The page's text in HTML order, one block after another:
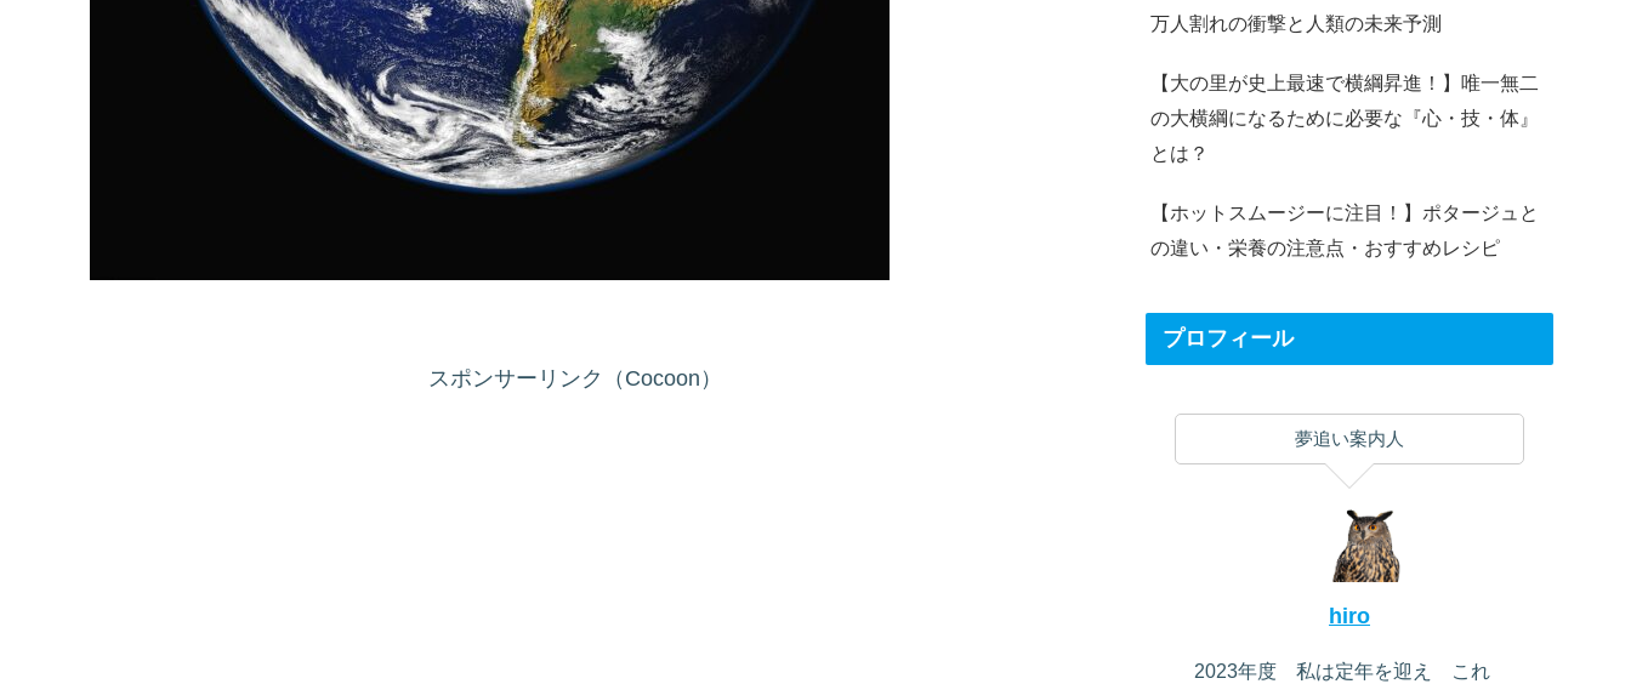
スポンサーリンク（Cocoon）
万人割れの衝撃と人類の未来予測
【大の里が史上最速で横綱昇進！】唯一無二
の大横綱になるために必要な『心・技・体』
とは？
【ホットスムージーに注目！】ポタージュと
の違い・栄養の注意点・おすすめレシピ
プロフィール
夢追い案内人
hiro
2023年度 私は定年を迎え これ